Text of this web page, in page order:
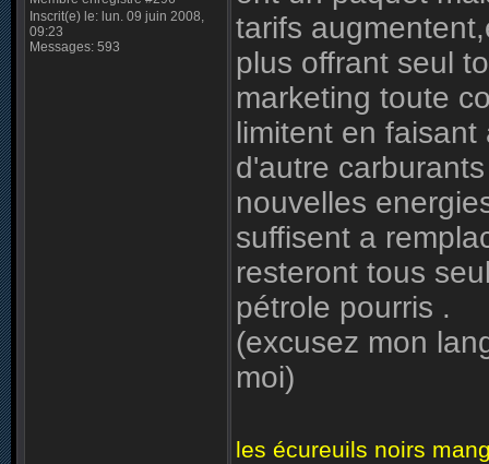
Inscrit(e) le: lun. 09 juin 2008,
09:23
Messages: 593
tarifs
plus offrant seul
marketing toute
limitent en
d'autre
nouvelles
suffisent a
resteront tous
pétrole pourris .
(excusez mon
moi)
les écureuils noirs